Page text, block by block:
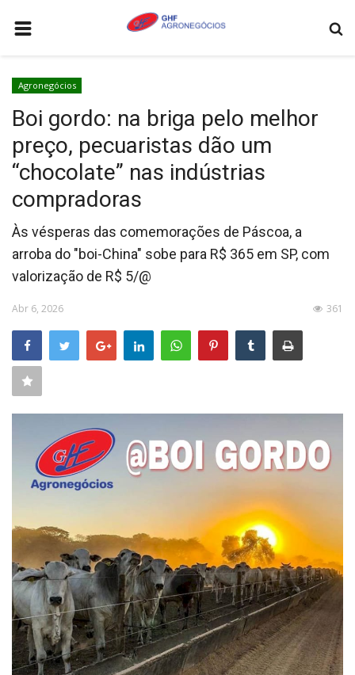
AGRONEGÓCIOS
LEILÕES
FEIRAS E EVENTOS
COMO ANUNCIAR
COLUNISTA
QUEM SOMOS
CONTATO
CONECTE-SE
Agronegócios
Boi gordo: na briga pelo melhor
preço, pecuaristas dão um
“chocolate” nas indústrias
compradoras
Às vésperas das comemorações de Páscoa, a
arroba do "boi-China" sobe para R$ 365 em SP, com
valorização de R$ 5/@
Abr 6, 2026 361